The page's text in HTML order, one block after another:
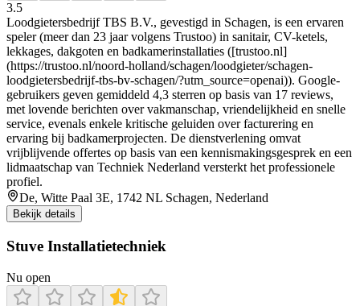
3.5
Loodgietersbedrijf TBS B.V., gevestigd in Schagen, is een ervaren
speler (meer dan 23 jaar volgens Trustoo) in sanitair, CV-ketels,
lekkages, dakgoten en badkamerinstallaties ([trustoo.nl]
(https://trustoo.nl/noord-holland/schagen/loodgieter/schagen-
loodgietersbedrijf-tbs-bv-schagen/?utm_source=openai)). Google-
gebruikers geven gemiddeld 4,3 sterren op basis van 17 reviews,
met lovende berichten over vakmanschap, vriendelijkheid en snelle
service, evenals enkele kritische geluiden over facturering en
ervaring bij badkamerprojecten. De dienstverlening omvat
vrijblijvende offertes op basis van een kennismakingsgesprek en een
lidmaatschap van Techniek Nederland versterkt het professionele
profiel.
De, Witte Paal 3E, 1742 NL Schagen, Nederland
Bekijk details
Stuve Installatietechniek
Nu open